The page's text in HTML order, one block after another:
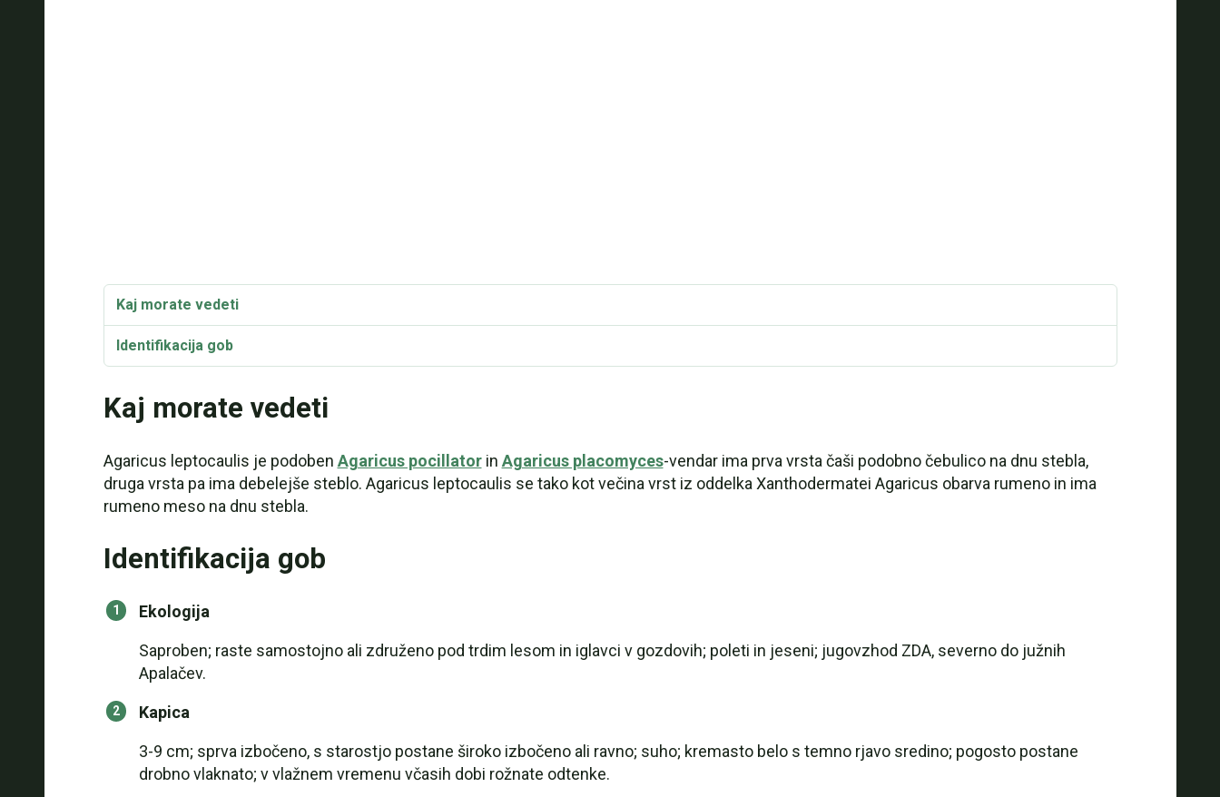
Kaj morate vedeti
Identifikacija gob
Kaj morate vedeti
Agaricus leptocaulis je podoben Agaricus pocillatorin Agaricus placomyces-vendar ima prva vrsta čaši podobno čebulico na dnu stebla,
druga vrsta pa ima debelejše steblo. Agaricus leptocaulis se tako kot večina vrst iz oddelka Xanthodermatei Agaricus obarva rumeno in ima
rumeno meso na dnu stebla.
Identifikacija gob
Ekologija
Saproben; raste samostojno ali združeno pod trdim lesom in iglavci v gozdovih; poleti in jeseni; jugovzhod ZDA, severno do južnih
Apalačev.
Kapica
3-9 cm; sprva izbočeno, s starostjo postane široko izbočeno ali ravno; suho; kremasto belo s temno rjavo sredino; pogosto postane
drobno vlaknato; v vlažnem vremenu včasih dobi rožnate odtenke.